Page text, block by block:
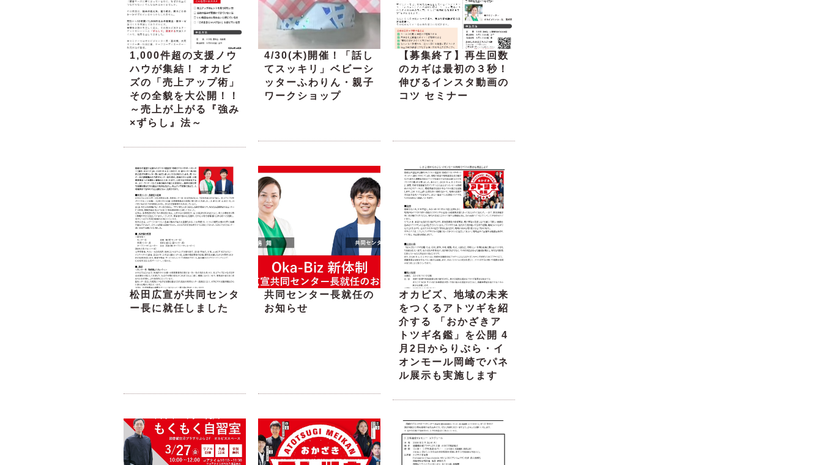
1,000件超の支援ノウ
ハウが集結！ オカビ
ズの「売上アップ術」
その全貌を大公開！！
～売上が上がる『強み
×ずらし』法～
4/30(木)開催！「話し
てスッキリ」ベビーシ
ッターふわりん・親子
ワークショップ
【募集終了】再生回数
のカギは最初の３秒！
伸びるインスタ動画の
コツ セミナー
松田広宣が共同センタ
ー長に就任しました
共同センター長就任の
お知らせ
オカビズ、地域の未来
をつくるアトツギを紹
介する 「おかざきア
トツギ名鑑」を公開 4
月2日からりぶら・イ
オンモール岡崎でパネ
ル展示も実施します